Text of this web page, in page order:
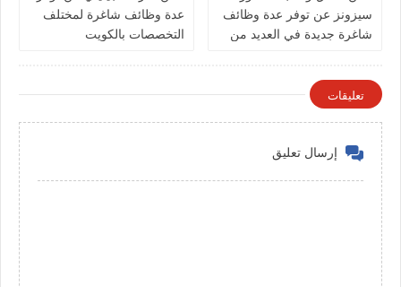
سيزونز‏ عن توفر عدة وظائف
شاغرة جديدة في العديد من
عدة وظائف شاغرة لمختلف
التخصصات بالكويت
تعليقات
إرسال تعليق